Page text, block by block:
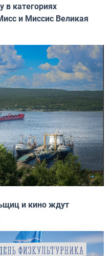
в категориях
и Миссис Великая
и кино ждут